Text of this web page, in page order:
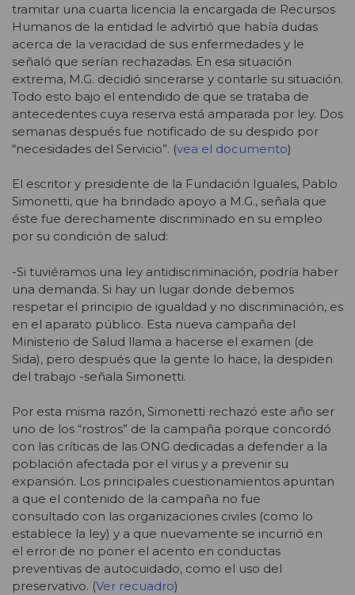
tramitar una cuarta licencia la encargada de Recursos
Humanos de la entidad le advirtió que había dudas
acerca de la veracidad de sus enfermedades y le
señaló que serían rechazadas. En esa situación
extrema, M.G. decidió sincerarse y contarle su situación.
Todo esto bajo el entendido de que se trataba de
antecedentes cuya reserva está amparada por ley. Dos
semanas después fue notificado de su despido por
“necesidades del Servicio”. (vea el documento)
El escritor y presidente de la Fundación Iguales, Pablo
Simonetti, que ha brindado apoyo a M.G., señala que
éste fue derechamente discriminado en su empleo
por su condición de salud:
-Si tuviéramos una ley antidiscriminación, podría haber
una demanda. Si hay un lugar donde debemos
respetar el principio de igualdad y no discriminación, es
en el aparato público. Esta nueva campaña del
Ministerio de Salud llama a hacerse el examen (de
Sida), pero después que la gente lo hace, la despiden
del trabajo -señala Simonetti.
Por esta misma razón, Simonetti rechazó este año ser
uno de los “rostros” de la campaña porque concordó
con las críticas de las ONG dedicadas a defender a la
población afectada por el virus y a prevenir su
expansión. Los principales cuestionamientos apuntan
a que el contenido de la campaña no fue
consultado con las organizaciones civiles (como lo
establece la ley) y a que nuevamente se incurrió en
el error de no poner el acento en conductas
preventivas de autocuidado, como el uso del
preservativo. (Ver recuadro)